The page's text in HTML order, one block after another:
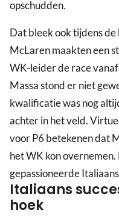
opschudden.
Dat bleek ook tijdens
McLaren maakten een
WK-leider de race
Massa stond er niet
kwalificatie was nog
achter in het veld.
voor P6 betekenen dat
het WK kon
gepassioneerde
Italiaans
hoek